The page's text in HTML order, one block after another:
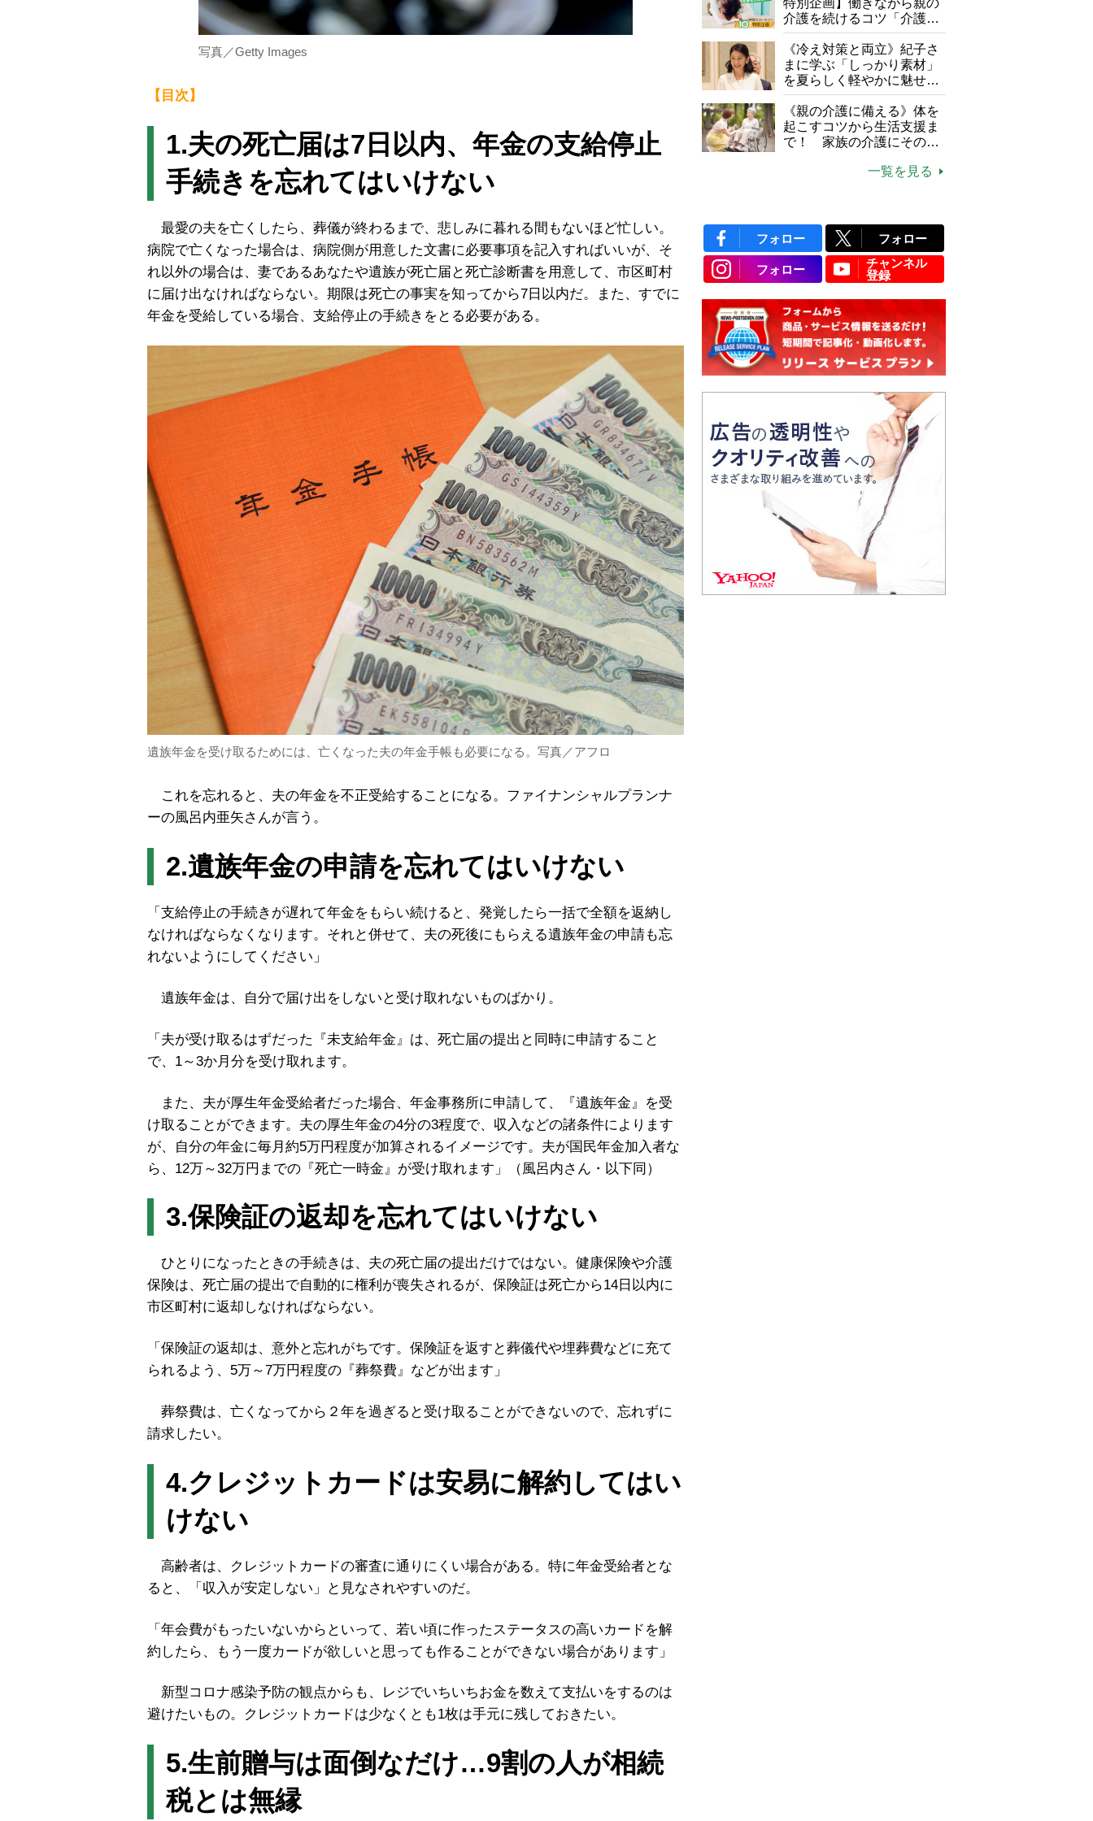
写真／Getty Images
【目次】
1.夫の死亡届は7日以内、年金の支給停止
手続きを忘れてはいけない
最愛の夫を亡くしたら、葬儀が終わるまで、悲しみに暮れる間もないほど忙しい。
病院で亡くなった場合は、病院側が用意した文書に必要事項を記入すればいいが、そ
れ以外の場合は、妻であるあなたや遺族が死亡届と死亡診断書を用意して、市区町村
に届け出なければならない。期限は死亡の事実を知ってから7日以内だ。また、すでに
年金を受給している場合、支給停止の手続きをとる必要がある。
遺族年金を受け取るためには、亡くなった夫の年金手帳も必要になる。写真／アフロ
これを忘れると、夫の年金を不正受給することになる。ファイナンシャルプランナ
ーの風呂内亜矢さんが言う。
2.遺族年金の申請を忘れてはいけない
「支給停止の手続きが遅れて年金をもらい続けると、発覚したら一括で全額を返納し
なければならなくなります。それと併せて、夫の死後にもらえる遺族年金の申請も忘
れないようにしてください」
遺族年金は、自分で届け出をしないと受け取れないものばかり。
「夫が受け取るはずだった『未支給年金』は、死亡届の提出と同時に申請すること
で、1～3か月分を受け取れます。
また、夫が厚生年金受給者だった場合、年金事務所に申請して、『遺族年金』を受
け取ることができます。夫の厚生年金の4分の3程度で、収入などの諸条件によります
が、自分の年金に毎月約5万円程度が加算されるイメージです。夫が国民年金加入者な
ら、12万～32万円までの『死亡一時金』が受け取れます」（風呂内さん・以下同）
3.保険証の返却を忘れてはいけない
ひとりになったときの手続きは、夫の死亡届の提出だけではない。健康保険や介護
保険は、死亡届の提出で自動的に権利が喪失されるが、保険証は死亡から14日以内に
市区町村に返却しなければならない。
「保険証の返却は、意外と忘れがちです。保険証を返すと葬儀代や埋葬費などに充て
られるよう、5万～7万円程度の『葬祭費』などが出ます」
葬祭費は、亡くなってから２年を過ぎると受け取ることができないので、忘れずに
請求したい。
4.クレジットカードは安易に解約してはい
けない
高齢者は、クレジットカードの審査に通りにくい場合がある。特に年金受給者とな
ると、「収入が安定しない」と見なされやすいのだ。
「年会費がもったいないからといって、若い頃に作ったステータスの高いカードを解
約したら、もう一度カードが欲しいと思っても作ることができない場合があります」
新型コロナ感染予防の観点からも、レジでいちいちお金を数えて支払いをするのは
避けたいもの。クレジットカードは少なくとも1枚は手元に残しておきたい。
5.生前贈与は面倒なだけ…9割の人が相続
税とは無縁
特別企画】働きながら親の
介護を続けるコツ「介護は
10年以上続くことも…3つ
のフェーズに分けて考えて
みよう」【社会福祉士解
説】
《冷え対策と両立》紀子さ
まに学ぶ「しっかり素材」
を夏らしく軽やかに魅せる
3つの着こなし法則
《親の介護に備える》体を
起こすコツから生活支援ま
で！ 家族の介護にそのま
一覧を見る
フォロー フォロー
フォロー
チャンネル
登録